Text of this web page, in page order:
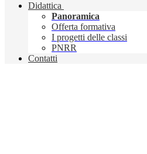
Didattica
Panoramica
Offerta formativa
I progetti delle classi
PNRR
Contatti